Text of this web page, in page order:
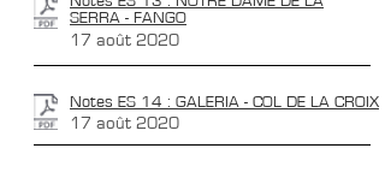
SERRA - FANGO
17 août 2020
Notes ES 14 : GALERIA - COL DE LA CROIX
17 août 2020